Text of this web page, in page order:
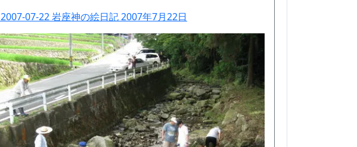
2007-07-22 岩座神の絵日記 2007年7月22日